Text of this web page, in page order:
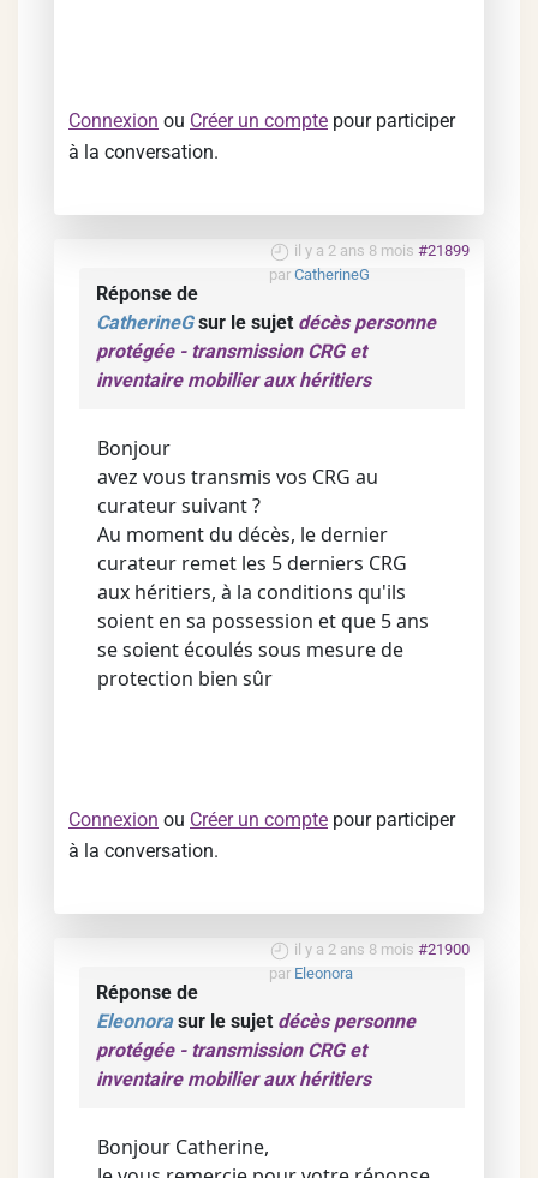
Connexion ou Créer un compte pour participer
à la conversation.
il y a 2 ans 8 mois #21899
par CatherineG
Réponse de
CatherineGsur le sujet décès personne
protégée - transmission CRG et
inventaire mobilier aux héritiers
Bonjour
avez vous transmis vos CRG au
curateur suivant ?
Au moment du décès, le dernier
curateur remet les 5 derniers CRG
aux héritiers, à la conditions qu'ils
soient en sa possession et que 5 ans
se soient écoulés sous mesure de
protection bien sûr
Connexion ou Créer un compte pour participer
à la conversation.
il y a 2 ans 8 mois #21900
par Eleonora
Réponse de
Eleonorasur le sujet décès personne
protégée - transmission CRG et
inventaire mobilier aux héritiers
Bonjour Catherine,